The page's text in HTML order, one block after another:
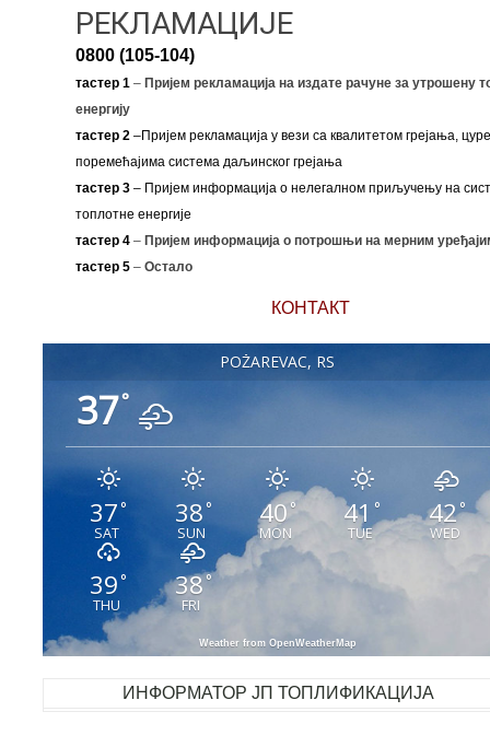
РЕКЛАМАЦИЈЕ
0800 (105-104)
тастер 1–Пријем рекламација на издате рачуне за утрошену
енергију
тастер 2–Пријем рекламација у вези са квалитетом грејања,
поремећајима система даљинског грејања
тастер 3– Пријем информација о нелегалном приључењу на
топлотне енергије
тастер 4 – Пријем информација о потрошњи на мерним
тастер 5 – Остало
КОНТАКТ
POŽAREVAC, RS
37°
37°
SAT
38 °
SUN
40°
MON
41 °
TUE
42°
WED
39°
THU
38°
FRI
Weather from OpenWeatherMap
ИНФОРМАТОР ЈП ТОПЛИФИКАЦИЈА